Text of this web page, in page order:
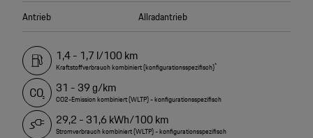
Allradantrieb
Antrieb
1,4 - 1,7 l/100 km
Kraftstoffverbrauch kombiniert (konfigurationsspezifisch)*
31 - 39 g/km
CO2-Emission kombiniert (WLTP) - konfigurationsspezifisch
29,2 - 31,6 kWh/100 km
Stromverbrauch kombiniert (WLTP) - konfigurationsspezifisch